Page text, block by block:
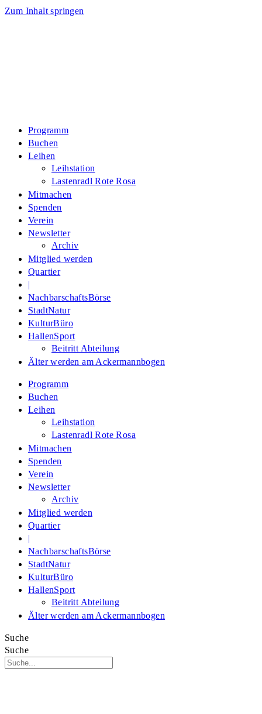
Zum Inhalt springen
Programm
Buchen
Leihen
Leihstation
Lastenradl Rote Rosa
Mitmachen
Spenden
Verein
Newsletter
Archiv
Mitglied werden
Quartier
|
NachbarschaftsBörse
StadtNatur
KulturBüro
HallenSport
Beitritt Abteilung
Älter werden am Ackermannbogen
Programm
Buchen
Leihen
Leihstation
Lastenradl Rote Rosa
Mitmachen
Spenden
Verein
Newsletter
Archiv
Mitglied werden
Quartier
|
NachbarschaftsBörse
StadtNatur
KulturBüro
HallenSport
Beitritt Abteilung
Älter werden am Ackermannbogen
Suche
Suche